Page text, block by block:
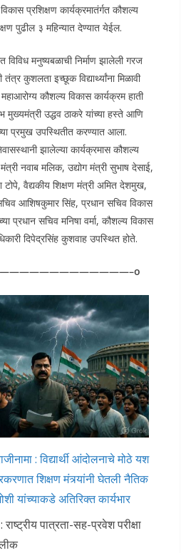
प्रशिक्षण कार्यक्रमातंर्गत कौशल्य
पुढील ३ महिन्यात देण्यात येईल.
विविध मनुष्यबळाची निर्माण झालेली गरज
कुशलता इच्छूक विद्यार्थ्यांना मिळावी
महाआरोग्य कौशल्य विकास कार्यक्रम हाती
उद्धव ठाकरे यांच्या हस्ते आणि
प्रमुख उपस्थितीत करण्यात आला.
झालेल्या कार्यक्रमास कौशल्य
नवाब मलिक, उद्योग मंत्री सुभाष देसाई,
टोपे, वैद्यकीय शिक्षण मंत्री अमित देशमुख,
आशिषकुमार सिंह, प्रधान सचिव विकास
प्रधान सचिव मनिषा वर्मा, कौशल्य विकास
दिपेद्रसिंह कुशवाह उपस्थित होते.
: विद्यार्थी आंदोलनाचे मोठे यश
शिक्षण मंत्र्यांनी घेतली नैतिक
यांच्याकडे अतिरिक्त कार्यभार
पात्रता-सह-प्रवेश परीक्षा